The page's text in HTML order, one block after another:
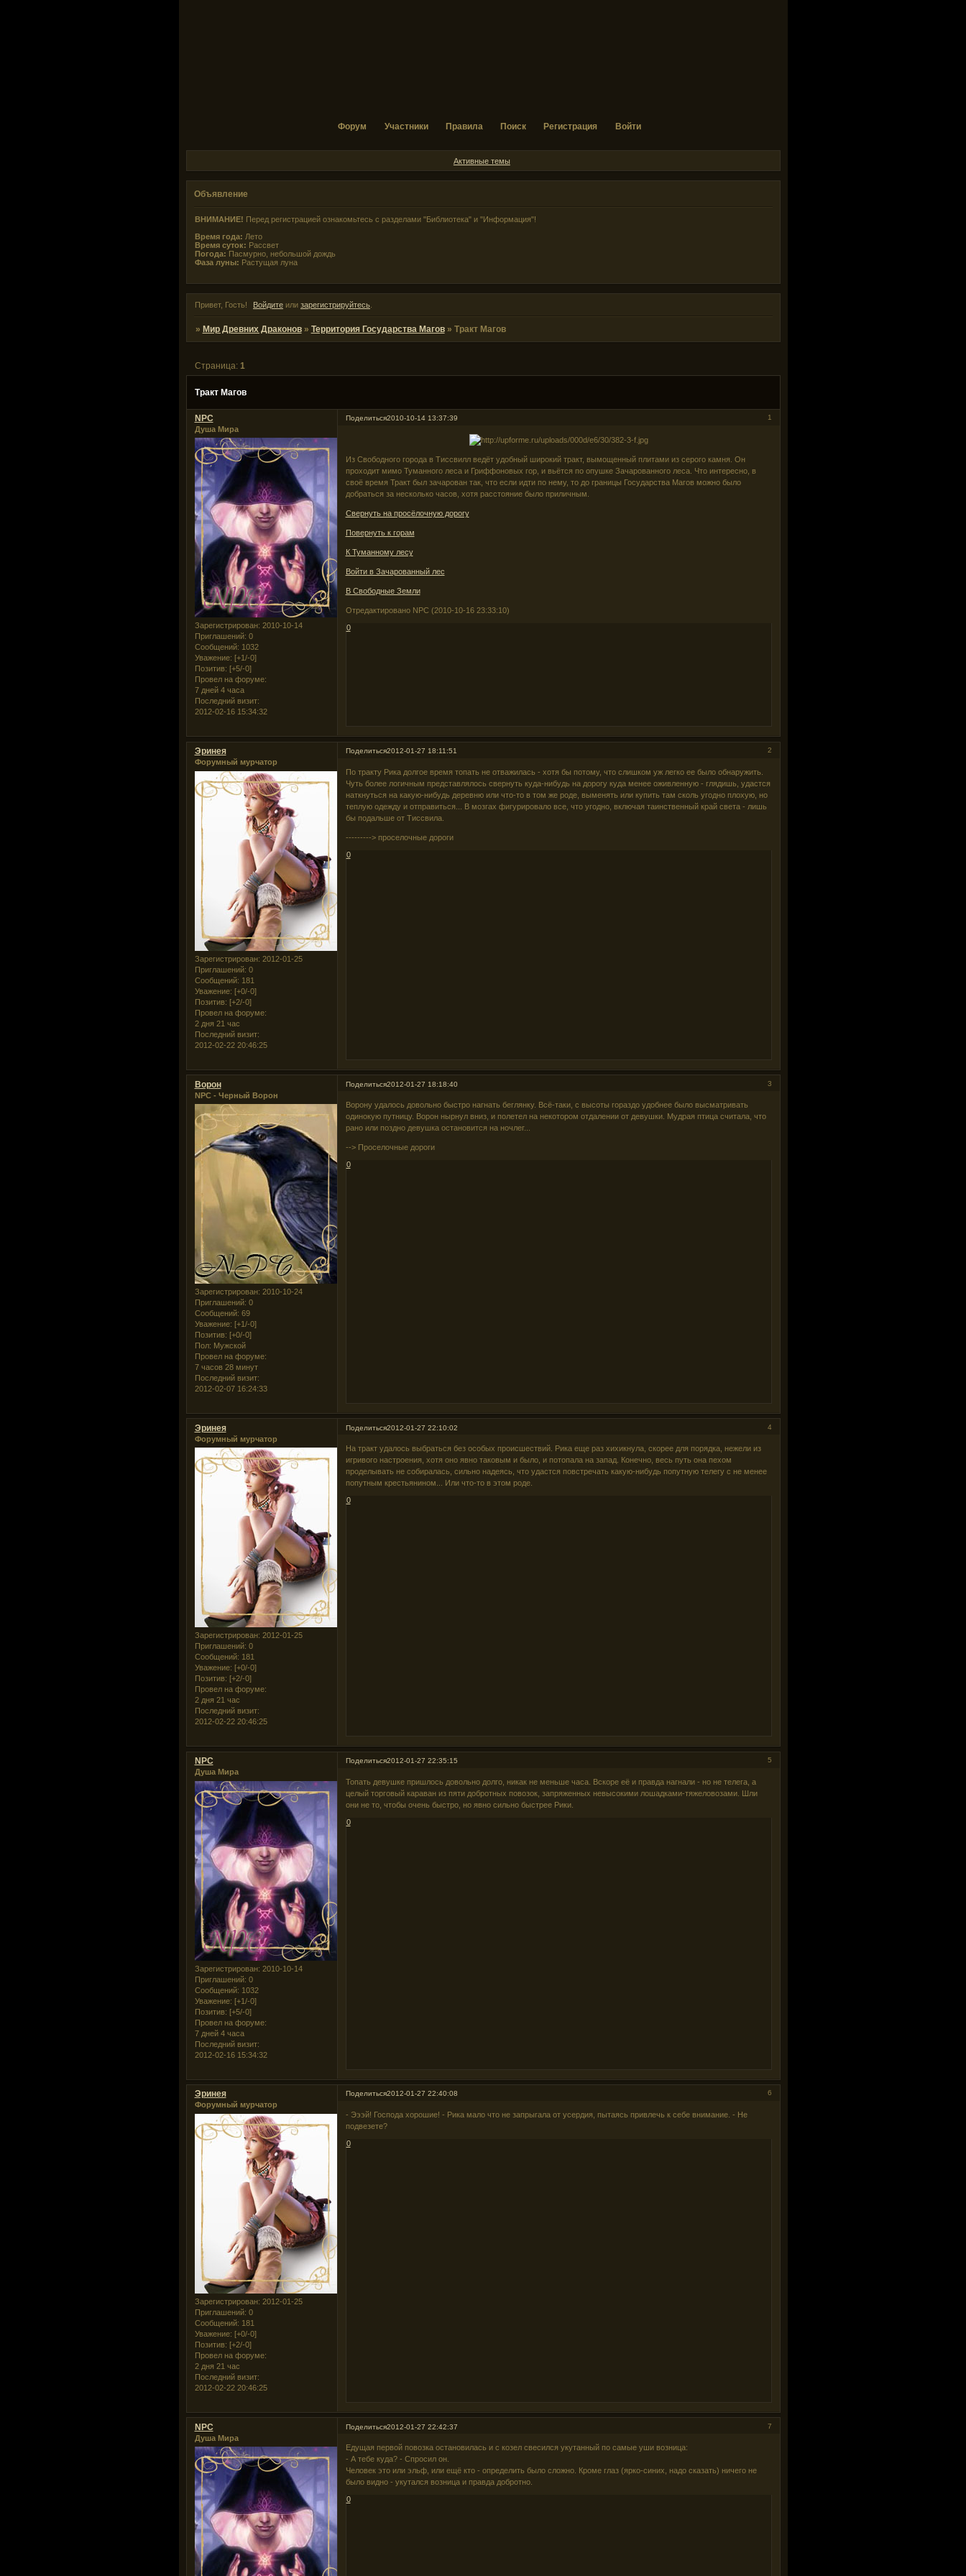
Форум Участники Правила Поиск Регистрация Войти
Активные темы
Объявление
ВНИМАНИЕ! Перед регистрацией ознакомьтесь с разделами "Библиотека" и "Информация"!
Время года: Лето
Время суток: Рассвет
Погода: Пасмурно, небольшой дождь
Фаза луны: Растущая луна
Привет, Гость! Войдите или зарегистрируйтесь
» Мир Древних Драконов » Территория Государства Магов » Тракт Магов
Тракт Магов
Страница: 1
Поделиться 1
2010-10-14 13:37:39
NPC
Душа Мира
Зарегистрирован: 2010-10-14
Приглашений: 0
Сообщений: 1032
Уважение: [+1/-0]
Позитив: [+5/-0]
Провел на форуме:
7 дней 4 часа
Последний визит:
2012-02-16 15:34:32
Из Свободного города в Тиссвилл ведёт удобный широкий тракт, вымощенный плитами из серого камня. Он
проходит мимо Туманного леса и Гриффоновых гор, и вьётся по опушке Зачарованного леса. Что интересно, в
своё время Тракт был зачарован так, что если идти по нему, то до границы Государства Магов можно было
добраться за несколько часов, хотя расстояние было приличным.
Свернуть на просёлочную дорогу
Повернуть к горам
К Туманному лесу
Войти в Зачарованный лес
В Свободные Земли
Отредактировано NPC (2010-10-16 23:33:10)
0
Поделиться 2
2012-01-27 18:11:51
Эринея
Форумный мурчатор
Зарегистрирован: 2012-01-25
Приглашений: 0
Сообщений: 181
Уважение: [+0/-0]
Позитив: [+2/-0]
Провел на форуме:
2 дня 21 час
Последний визит:
2012-02-22 20:46:25
По тракту Рика долгое время топать не отважилась - хотя бы потому, что слишком уж легко ее было обнаружить.
Чуть более логичным представлялось свернуть куда-нибудь на дорогу куда менее оживленную - глядишь, удастся
наткнуться на какую-нибудь деревню или что-то в том же роде, выменять или купить там сколь угодно плохую, но
теплую одежду и отправиться... В мозгах фигурировало все, что угодно, включая таинственный край света - лишь
бы подальше от Тиссвила.
---------> проселочные дороги
0
Поделиться 3
2012-01-27 18:18:40
Ворон
NPC - Черный Ворон
Зарегистрирован: 2010-10-24
Приглашений: 0
Сообщений: 69
Уважение: [+1/-0]
Позитив: [+0/-0]
Пол: Мужской
Провел на форуме:
7 часов 28 минут
Последний визит:
2012-02-07 16:24:33
Ворону удалось довольно быстро нагнать беглянку. Всё-таки, с высоты гораздо удобнее было высматривать
одинокую путницу. Ворон нырнул вниз, и полетел на некотором отдалении от девушки. Мудрая птица считала, что
рано или поздно девушка остановится на ночлег...
--> Проселочные дороги
0
Поделиться 4
2012-01-27 22:10:02
Эринея
Форумный мурчатор
Зарегистрирован: 2012-01-25
Приглашений: 0
Сообщений: 181
Уважение: [+0/-0]
Позитив: [+2/-0]
Провел на форуме:
2 дня 21 час
Последний визит:
2012-02-22 20:46:25
На тракт удалось выбраться без особых происшествий. Рика еще раз хихикнула, скорее для порядка, нежели из
игривого настроения, хотя оно явно таковым и было, и потопала на запад. Конечно, весь путь она пехом
проделывать не собиралась, сильно надеясь, что удастся повстречать какую-нибудь попутную телегу с не менее
попутным крестьянином... Или что-то в этом роде.
0
Поделиться 5
2012-01-27 22:35:15
NPC
Душа Мира
Зарегистрирован: 2010-10-14
Приглашений: 0
Сообщений: 1032
Уважение: [+1/-0]
Позитив: [+5/-0]
Провел на форуме:
7 дней 4 часа
Последний визит:
2012-02-16 15:34:32
Топать девушке пришлось довольно долго, никак не меньше часа. Вскоре её и правда нагнали - но не телега, а
целый торговый караван из пяти добротных повозок, запряженных невысокими лошадками-тяжеловозами. Шли
они не то, чтобы очень быстро, но явно сильно быстрее Рики.
0
Поделиться 6
2012-01-27 22:40:08
Эринея
Форумный мурчатор
Зарегистрирован: 2012-01-25
Приглашений: 0
Сообщений: 181
Уважение: [+0/-0]
Позитив: [+2/-0]
Провел на форуме:
2 дня 21 час
Последний визит:
2012-02-22 20:46:25
- Эээй! Господа хорошие! - Рика мало что не запрыгала от усердия, пытаясь привлечь к себе внимание. - Не
подвезете?
0
Поделиться 7
2012-01-27 22:42:37
NPC
Душа Мира
Едущая первой повозка остановилась и с козел свесился укутанный по самые уши возница:
- А тебе куда? - Спросил он.
Человек это или эльф, или ещё кто - определить было сложно. Кроме глаз (ярко-синих, надо сказать) ничего не
было видно - укутался возница и правда добротно.
0